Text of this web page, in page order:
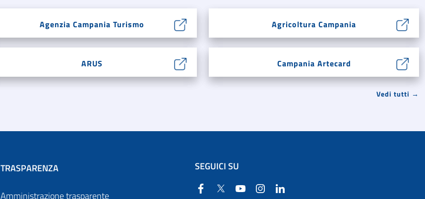
Agenzia Campania Turismo Agricoltura Campania
ARUS Campania Artecard
Vedi tutti →
TRASPARENZA
Amministrazione trasparente
SEGUICI SU
Facebook
Twitter YouTube Instagram